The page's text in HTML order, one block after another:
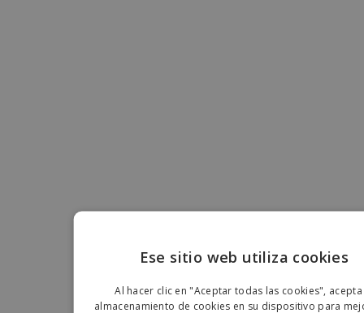
Ese sitio web utiliza cookies
Al hacer clic en "Aceptar todas las cookies",
almacenamiento de cookies en su dispositivo para